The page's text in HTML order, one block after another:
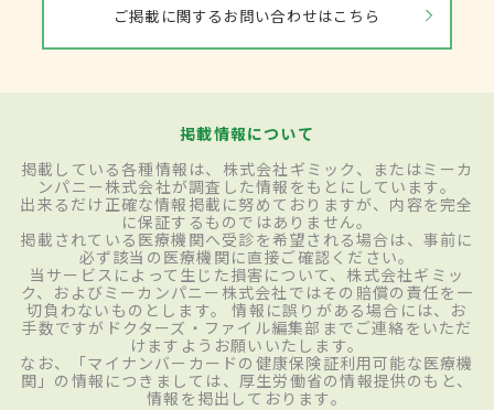
ご掲載に関するお問い合わせはこちら
掲載情報について
掲載している各種情報は、株式会社ギミック、またはミーカ
ンパニー株式会社が調査した情報をもとにしています。
出来るだけ正確な情報掲載に努めておりますが、内容を完全
に保証するものではありません。
掲載されている医療機関へ受診を希望される場合は、事前に
必ず該当の医療機関に直接ご確認ください。
当サービスによって生じた損害について、株式会社ギミッ
ク、およびミーカンパニー株式会社ではその賠償の責任を一
切負わないものとします。 情報に誤りがある場合には、お
手数ですがドクターズ・ファイル編集部までご連絡をいただ
けますようお願いいたします。
なお、「マイナンバーカードの健康保険証利用可能な医療機
関」の情報につきましては、厚生労働省の情報提供のもと、
情報を掲出しております。